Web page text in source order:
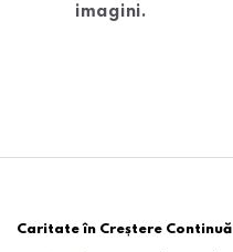
imagini.
Caritate în Creștere Continuă